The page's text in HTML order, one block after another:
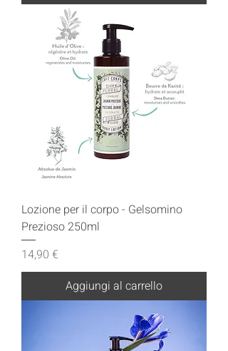
Lozione per il corpo - Gelsomino
Prezioso 250ml
Prezzo
14,90 €
Aggiungi al carrello